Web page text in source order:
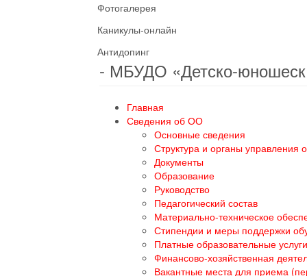
Фотогалерея
Каникулы-онлайн
Антидопинг
- МБУДО «Детско-
Главная
Сведения об ОО
Основные сведения
Структура и органы управления
Документы
Образование
Руководство
Педагогический состав
Материально-техническое
Стипендии и меры поддержки
Платные образовательные услуги
Финансово-хозяйственная
Вакантные места для приема